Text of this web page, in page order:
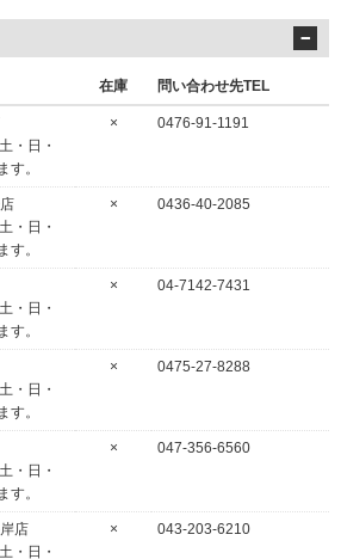
在庫 問い合わせ先TEL
・日・
す。
× 0476-91-1191
・日・
す。
× 0436-40-2085
・日・
す。
× 04-7142-7431
・日・
す。
× 0475-27-8288
・日・
す。
× 047-356-6560
店
・日・
× 043-203-6210